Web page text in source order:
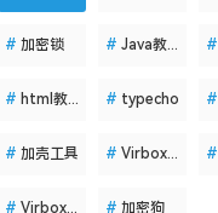
# 加密锁 # Java教程 #
# html教程 # typecho #
# 加壳工具 # VirboxLM #
# VirboxProtector # 加密狗